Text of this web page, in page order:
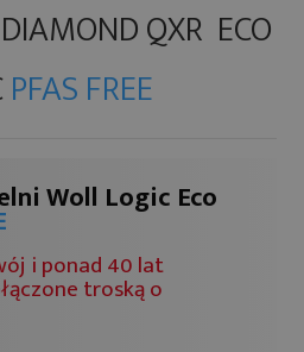
QXR ECO
PFAS FREE
Woll Logic Eco
i ponad 40 lat
troską o